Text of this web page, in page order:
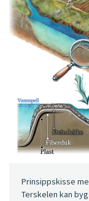
Prinsippskisse
Terskelen kan